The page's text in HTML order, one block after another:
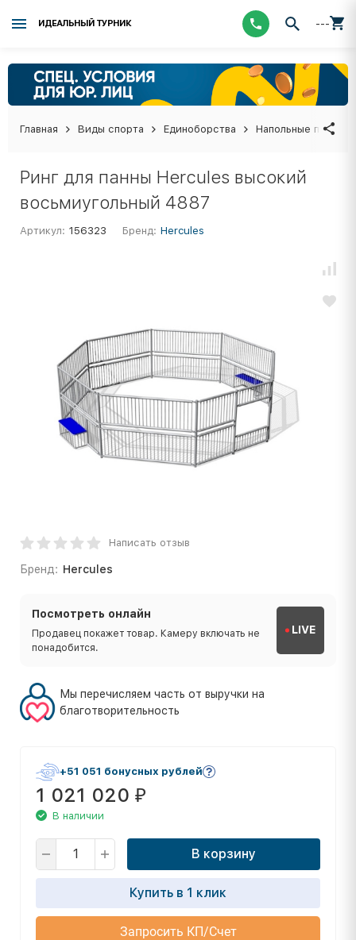
ИДЕАЛЬНЫЙ ТУРНИК ---
Главная Виды спорта Единоборства Напольные
Ринг для панны Hercules высокий
восьмиугольный 4887
Артикул: 156323 Бренд: Hercules
Написать отзыв
Бренд: Hercules
Посмотреть онлайн
Продавец покажет товар. Камеру включать не
понадобится.
LIVE
Мы перечисляем часть от выручки на
благотворительность
+51 051 бонусных рублей
1 021 020 ₽
В наличии
В корзину
Купить в 1 клик
Запросить КП/Счет